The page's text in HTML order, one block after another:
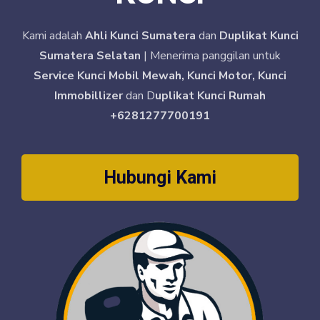
Kami adalah Ahli Kunci Sumatera dan Duplikat Kunci
Sumatera Selatan | Menerima panggilan untuk
Service Kunci Mobil Mewah, Kunci Motor, Kunci
Immobillizerdan Duplikat Kunci Rumah
+6281277700191
Hubungi Kami